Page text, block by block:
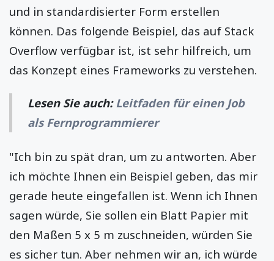
und in standardisierter Form erstellen
können. Das folgende Beispiel, das auf Stack
Overflow verfügbar ist, ist sehr hilfreich, um
das Konzept eines Frameworks zu verstehen.
Lesen Sie auch:Leitfaden für einen Job
als Fernprogrammierer
"Ich bin zu spät dran, um zu antworten. Aber
ich möchte Ihnen ein Beispiel geben, das mir
gerade heute eingefallen ist. Wenn ich Ihnen
sagen würde, Sie sollen ein Blatt Papier mit
den Maßen 5 x 5 m zuschneiden, würden Sie
es sicher tun. Aber nehmen wir an, ich würde